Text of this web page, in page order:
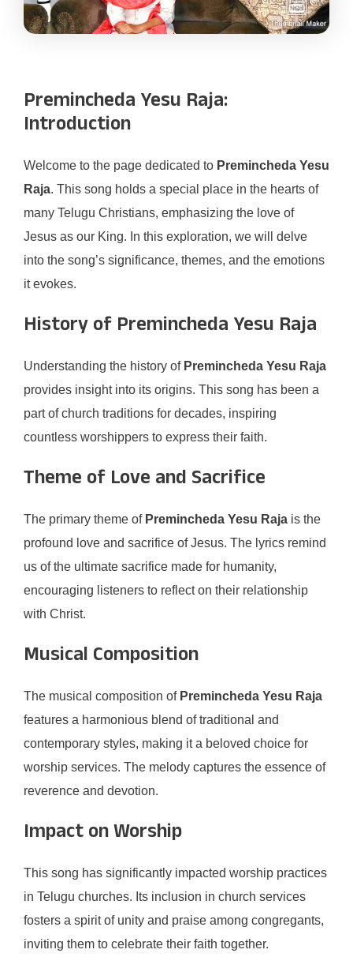
Premincheda Yesu Raja:
Introduction
Welcome to the page dedicated to Premincheda Yesu
Raja. This song holds a special place in the hearts of
many Telugu Christians, emphasizing the love of
Jesus as our King. In this exploration, we will delve
into the song’s significance, themes, and the emotions
it evokes.
History of Premincheda Yesu Raja
Understanding the history of Premincheda Yesu Raja
provides insight into its origins. This song has been a
part of church traditions for decades, inspiring
countless worshippers to express their faith.
Theme of Love and Sacrifice
The primary theme of Premincheda Yesu Raja is the
profound love and sacrifice of Jesus. The lyrics remind
us of the ultimate sacrifice made for humanity,
encouraging listeners to reflect on their relationship
with Christ.
Musical Composition
The musical composition of Premincheda Yesu Raja
features a harmonious blend of traditional and
contemporary styles, making it a beloved choice for
worship services. The melody captures the essence of
reverence and devotion.
Impact on Worship
This song has significantly impacted worship practices
in Telugu churches. Its inclusion in church services
fosters a spirit of unity and praise among congregants,
inviting them to celebrate their faith together.